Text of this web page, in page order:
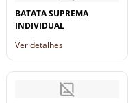
BATATA SUPREMA
INDIVIDUAL
Ver detalhes